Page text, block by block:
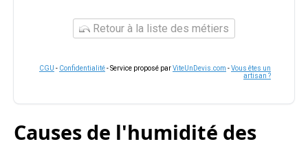
Retour à la liste des métiers
CGU - Confidentialité- Service proposé parViteUnDevis.com -Vous êtes un
artisan ?
Causes de l'humidité des